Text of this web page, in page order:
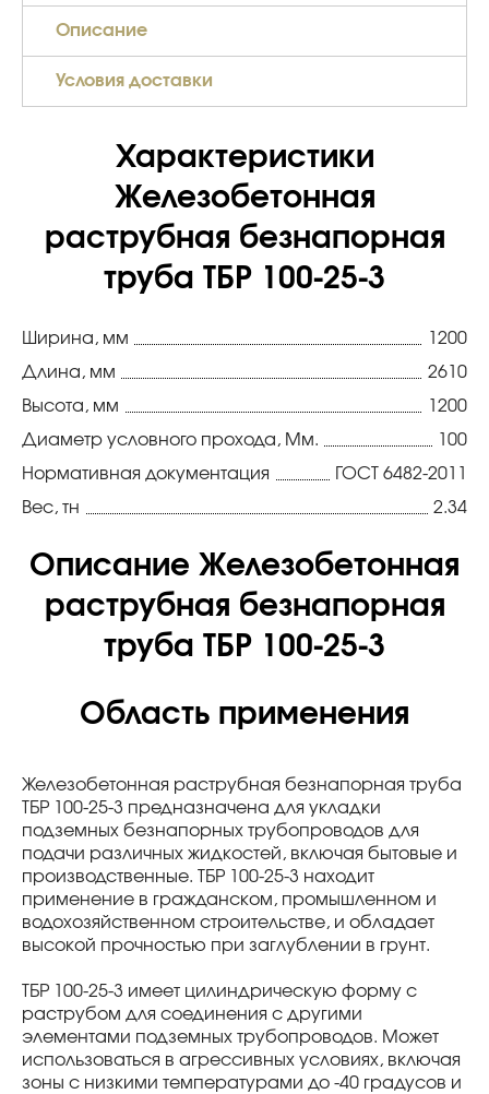
Описание
Условия доставки
Характеристики
Железобетонная
раструбная безнапорная
труба ТБР 100-25-3
Ширина, мм
1200
Длина, мм
2610
Высота, мм
1200
Диаметр условного прохода, Мм.
100
Нормативная документация
ГОСТ 6482-2011
Вес, тн
2.34
Описание Железобетонная
раструбная безнапорная
труба ТБР 100-25-3
Область применения
Железобетонная раструбная безнапорная труба
ТБР 100-25-3 предназначена для укладки
подземных безнапорных трубопроводов для
подачи различных жидкостей, включая бытовые и
производственные. ТБР 100-25-3 находит
применение в гражданском, промышленном и
водохозяйственном строительстве, и обладает
высокой прочностью при заглублении в грунт.
ТБР 100-25-3 имеет цилиндрическую форму с
раструбом для соединения с другими
элементами подземных трубопроводов. Может
использоваться в агрессивных условиях, включая
зоны с низкими температурами до -40 градусов и